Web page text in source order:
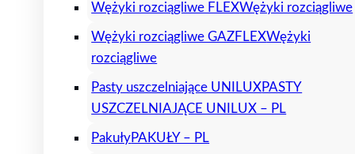
Wężyki rozciągliwe FLEXWężyki rozciągliwe
Wężyki rozciągliwe GAZFLEXWężyki
rozciągliwe
Pasty uszczelniające UNILUX PASTY
USZCZELNIAJĄCE UNILUX – PL
PakułyPAKUŁY – PL